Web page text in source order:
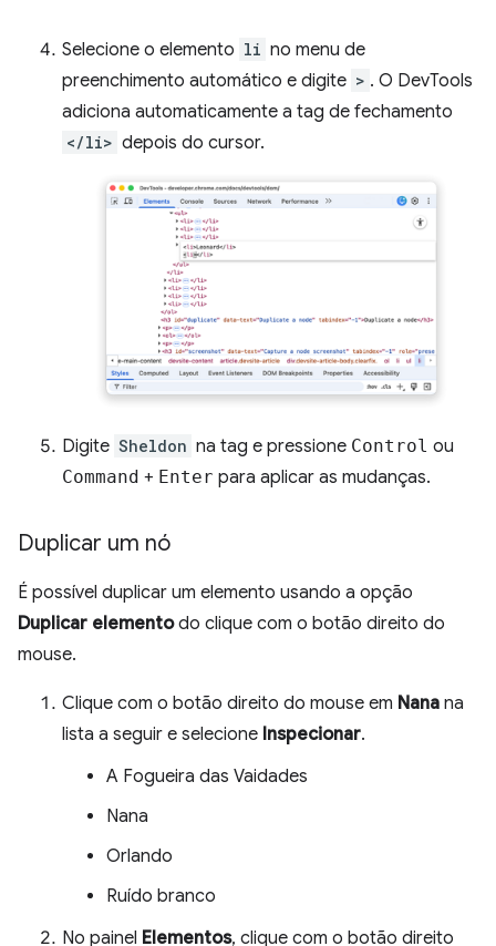
Selecione o elemento li no menu de
preenchimento automático e digite > . O DevTools
adiciona automaticamente a tag de fechamento
</li> depois do cursor.
Digite Sheldon na tag e pressione Control ou
Command + Enter para aplicar as mudanças.
Duplicar um nó
É possível duplicar um elemento usando a opção
Duplicar elementodo clique com o botão direito do
mouse.
Clique com o botão direito do mouse em Nana na
lista a seguir e selecione Inspecionar.
A Fogueira das Vaidades
Nana
Orlando
Ruído branco
No painel Elementos, clique com o botão direito